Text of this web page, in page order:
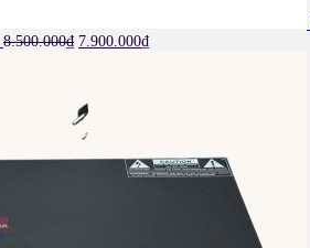
8.500.000₫ 7.900.000₫